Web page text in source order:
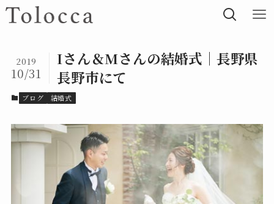
Iさん＆Mさんの結婚式｜長野県
長野市にて
2019
10/31
ブログ 結婚式